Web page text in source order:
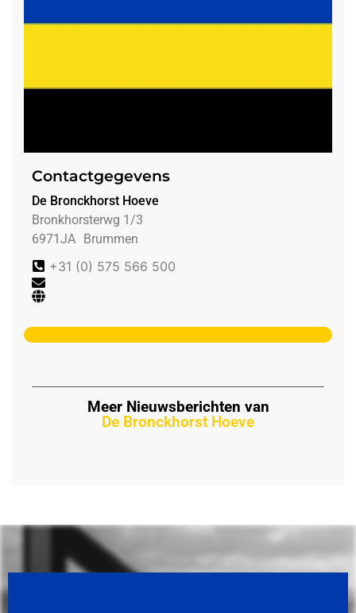
Contactgegevens
De Bronckhorst Hoeve
Bronkhorsterwg 1/3
6971JA Brummen
+31 (0) 575 566 500
Meer Nieuwsberichten van
De Bronckhorst Hoeve